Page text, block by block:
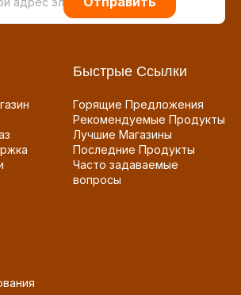
Быстрые Ссылки
Горящие Предложения
Рекомендуемые Продукты
Лучшие Магазины
Последние Продукты
Часто задаваемые
вопросы